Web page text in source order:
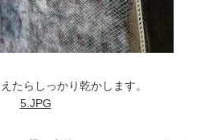
たらしっかり乾かします。